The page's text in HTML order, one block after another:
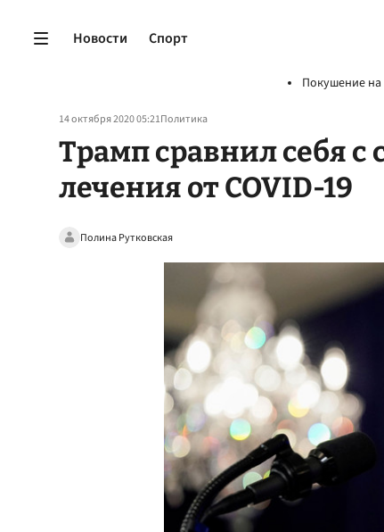
Новости Спорт
Покушение на
14 октября 2020 05:21Политика
Трамп сравнил себя с
лечения от COVID-19
Полина Рутковская